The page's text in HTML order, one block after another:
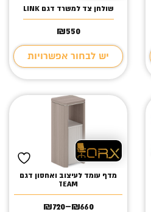
שולחן צד למשרד דגם LINK
₪550
יש לבחור אפשרויות
מדף עומד לעיצוב ואחסון דגם
TEAM
₪660
–
₪720